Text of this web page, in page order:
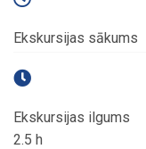
Ekskursijas sākums
Ekskursijas ilgums
2.5 h